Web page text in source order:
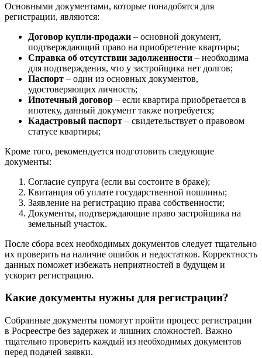
Основными документами, которые понадобятся для
регистрации, являются:
Договор купли-продажи – основной документ,
подтверждающий право на приобретение квартиры;
Справка об отсутствии задолженности – необходима
для подтверждения, что у застройщика нет долгов;
Паспорт – один из основных документов,
удостоверяющих личность;
Ипотечный договор – если квартира приобретается в
ипотеку, данный документ также потребуется;
Кадастровый паспорт – свидетельствует о правовом
статусе квартиры;
Кроме того, рекомендуется подготовить следующие
документы:
Согласие супруга (если вы состоите в браке);
Квитанция об уплате государственной пошлины;
Заявление на регистрацию права собственности;
Документы, подтверждающие право застройщика на
земельный участок.
После сбора всех необходимых документов следует тщательно
их проверить на наличие ошибок и недостатков. Корректность
данных поможет избежать неприятностей в будущем и
ускорит регистрацию.
Какие документы нужны для регистрации?
Собранные документы помогут пройти процесс регистрации
в Росреестре без задержек и лишних сложностей. Важно
тщательно проверить каждый из необходимых документов
перед подачей заявки.